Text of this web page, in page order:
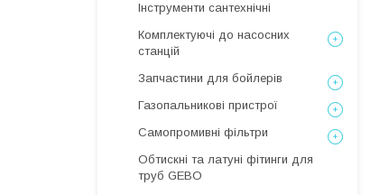
Інструменти сантехнічні
Комплектуючі до насосних
станцій
Запчастини для бойлерів
Газопальникові пристрої
Самопромивні фільтри
Обтискні та латуні фітинги для
труб GEBO